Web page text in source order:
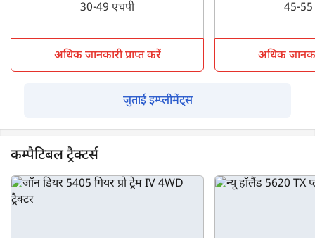
30-49 एचपी
अधिक जानकारी प्राप्त करें
45-55
अधिक
जुताई इम्प्लीमेंट्स
कम्पैटिबल ट्रैक्टर्स